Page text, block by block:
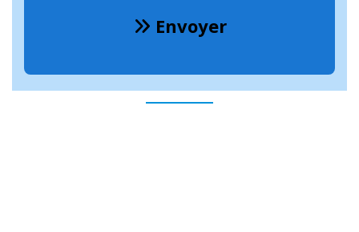
Envoyer